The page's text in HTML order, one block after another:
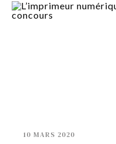
10 MARS 2020